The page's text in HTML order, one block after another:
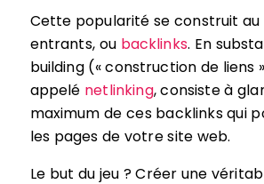
Cette popularité se construit au
entrants, ou backlinks. En
building (« construction de liens
appelé netlinking, consiste à
maximum de ces backlinks qui
les pages de votre site web.
Le but du jeu ? Créer une